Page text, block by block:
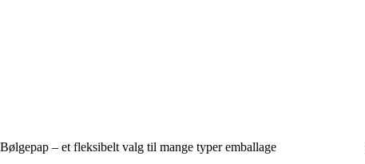
Bølgepap – et fleksibelt valg til mange typer emballage